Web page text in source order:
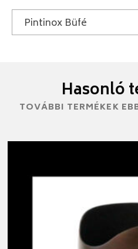
Pintinox Büfé
Hasonló
TOVÁBBI TERMÉKEK